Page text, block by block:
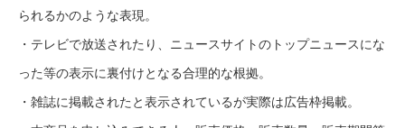
られるかのような表現。
・テレビで放送されたり、ニュースサイトのトップニュースにな
った等の表示に裏付けとなる合理的な根拠。
・雑誌に掲載されたと表示されているが実際は広告枠掲載。